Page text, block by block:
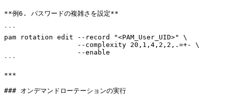
**例6. パスワードの複雑さを設定**
```
pam rotation edit --record "<PAM_User_UID>" \
```
***
### オンデマンドローテーションの実行